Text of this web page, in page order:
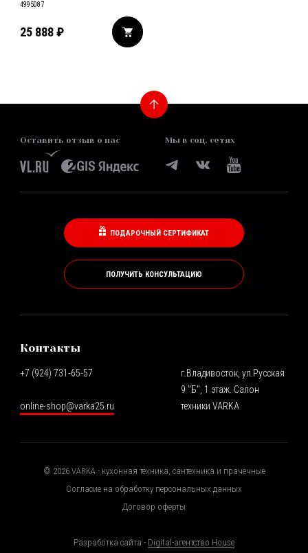
4995087
25 888₽
Оставить отзыв о нас Мы в соц. сетях
ПОДАРОЧНЫЙ СЕРТИФИКАТ
ПОЛУЧИТЬ КОНСУЛЬТАЦИЮ
Контакты
+7 (924) 731-65-57
online-shop@varka25.ru
г.Владивосток, ул.Русская
9 "Б", 1 этаж. Салон
техники VARKA
© 2026VARKA - кухонная техника, сантехника и прачечные
Согласие на обработку персональных данных
Договор оферты
Разработка сайта - Digital-агентство House